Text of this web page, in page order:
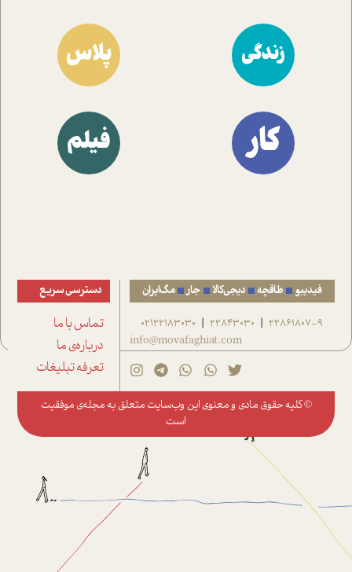
زندگی پلاس
کار فیلم
فیدیبو طاقچه دیجی‌کالا جار مگ‌ایران
22861807-9
|
22843030
|
02122183030
info@movafaghiat.com
دسترسی سریع
تماس با ما
درباره‌ی ما
تعرفه تبلیغات
© کلیه حقوق مادی و معنوی این وب‌سایت متعلق به مجله‌ی موفقیت
است